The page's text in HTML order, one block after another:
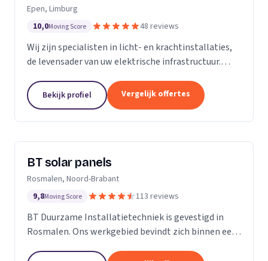
Epen, Limburg
10,0Moving Score 48 reviews
Wij zijn specialisten in licht- en krachtinstallaties,
de levensader van uw elektrische infrastructuur.
fabriek of woonhuis, waar we de basis leggen...
Bekijk profiel Vergelijk offertes
BT solar panels
Rosmalen, Noord-Brabant
9,8Moving Score 113 reviews
BT Duurzame Installatietechniek is gevestigd in
Rosmalen. Ons werkgebied bevindt zich binnen een